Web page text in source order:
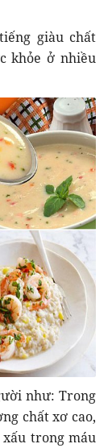
giàu chất
khỏe ở nhiều
như: Trong
chất xơ cao,
trong máu